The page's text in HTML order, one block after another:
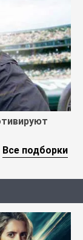
Все подборки